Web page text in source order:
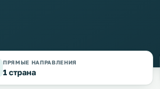
ПРЯМЫЕ НАПРАВЛЕНИЯ
1 страна